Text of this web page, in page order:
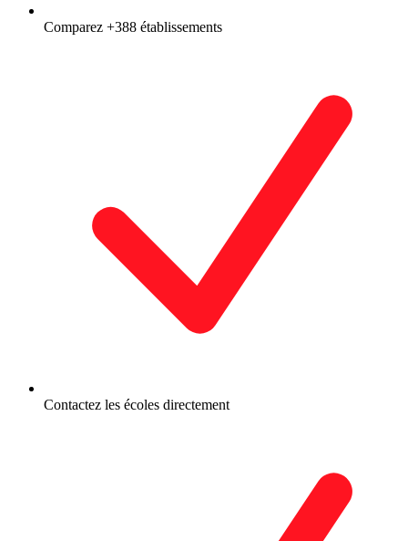
Comparez +388 établissements
Contactez les écoles directement